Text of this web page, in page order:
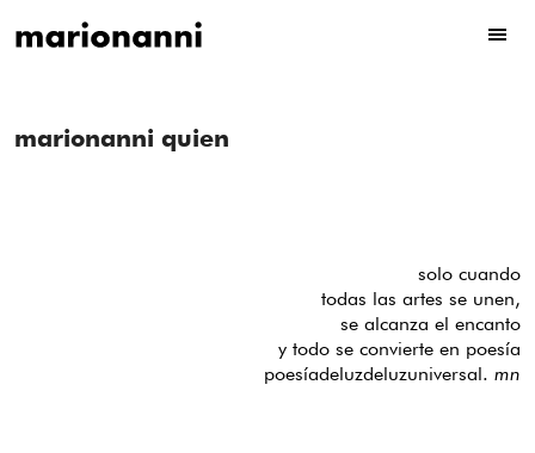
marionanni quien
solo cuando
todas las artes se unen,
se alcanza el encanto
y todo se convierte en poesía
poesíadeluzdeluzuniversal. mn